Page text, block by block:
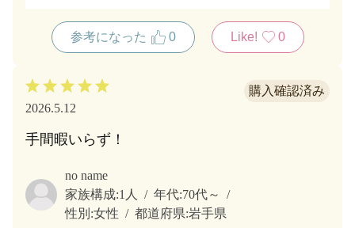
子のおみそ汁を初めて購入してみました。薄味だけ
ど、お出汁がしっかり、茄子もほどよく、なくなった
がとうございます！
参考になった 0 Like! 0
2026.5.12
手間暇いらず！
no name
家族構成:1人 年代:70代～
性別:女性 都道府県:岩手県